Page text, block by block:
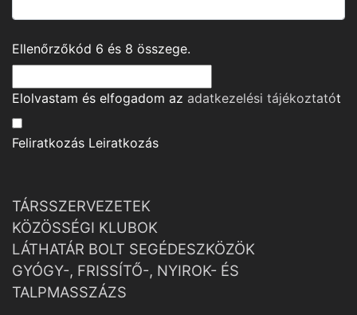
Ellenőrzőkód 6 és 8 összege.
Elolvastam és elfogadom az adatkezelési tájékoztatót
Feliratkozás Leiratkozás
TÁRSSZERVEZETEK
KÖZÖSSÉGI KLUBOK
LÁTHATÁR BOLT SEGÉDESZKÖZÖK
GYÓGY-, FRISSÍTŐ-, NYIROK- ÉS
TALPMASSZÁZS